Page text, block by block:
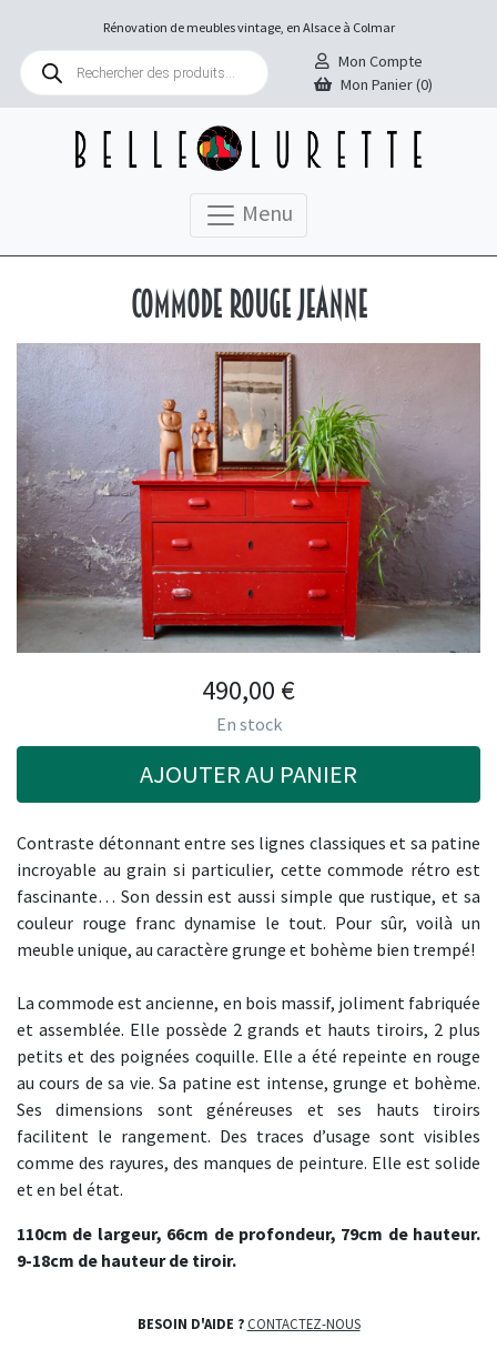
Rénovation de meubles vintage, en Alsace à Colmar
Recherche
produits
Mon Compte
Mon Panier (0)
Menu
Commode rouge Jeanne
490,00 €
En stock
AJOUTER AU PANIER
Contraste détonnant entre ses lignes classiques et sa patine
incroyable au grain si particulier, cette commode rétro est
fascinante… Son dessin est aussi simple que rustique, et sa
couleur rouge franc dynamise le tout. Pour sûr, voilà un
meuble unique, au caractère grunge et bohème bien trempé!
La commode est ancienne, en bois massif, joliment fabriquée
et assemblée. Elle possède 2 grands et hauts tiroirs, 2 plus
petits et des poignées coquille. Elle a été repeinte en rouge
au cours de sa vie. Sa patine est intense, grunge et bohème.
Ses dimensions sont généreuses et ses hauts tiroirs
facilitent le rangement. Des traces d’usage sont visibles
comme des rayures, des manques de peinture. Elle est solide
et en bel état.
110cm de largeur, 66cm de profondeur, 79cm de hauteur.
9-18cm de hauteur de tiroir.
BESOIN D'AIDE ? CONTACTEZ-NOUS